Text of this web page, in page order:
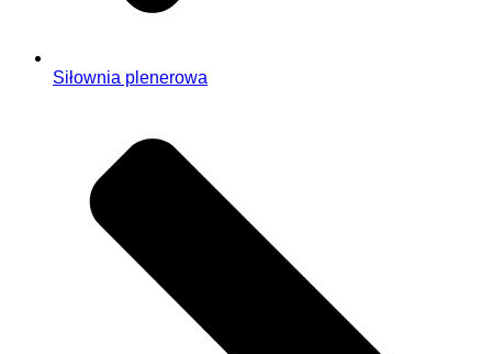
Siłownia plenerowa